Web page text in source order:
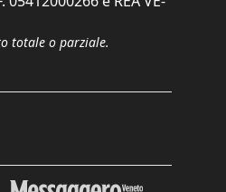
totale o parziale.